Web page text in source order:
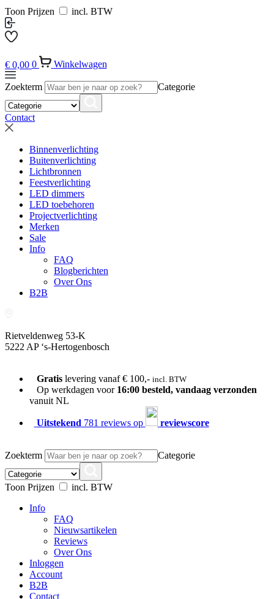
Toon Prijzen incl. BTW
€ 0,00 0 Winkelwagen
Zoekterm Categorie
Contact
Binnenverlichting
Buitenverlichting
Lichtbronnen
Feestverlichting
LED dimmers
LED toebehoren
Projectverlichting
Merken
Sale
Info
FAQ
Blogberichten
Over Ons
B2B
Rietveldenweg 53-K
5222 AP ‘s-Hertogenbosch
Gratislevering vanaf € 100,- incl. BTW
Op werkdagen voor 16:00 besteld, vandaag verzonden
vanuit NL
Uitstekend 781 reviews op reviewscore
Zoekterm Categorie
Toon Prijzen
incl. BTW
Info
FAQ
Nieuwsartikelen
Reviews
Over Ons
Inloggen
Account
B2B
Contact